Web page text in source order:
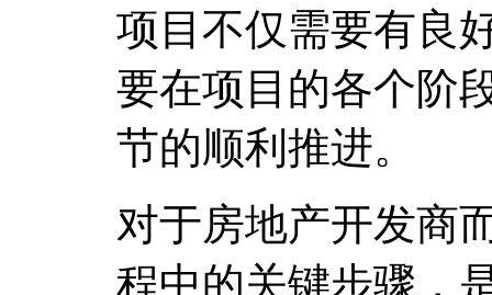
项目不仅需要有良
要在项目的各个阶
节的顺利推进。
对于房地产开发商
程中的关键步骤，